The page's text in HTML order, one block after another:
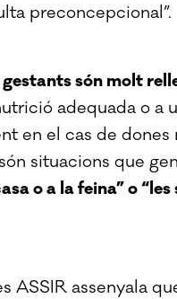
preconcepcional”.
són molt
adequada o
en el cas de
situacions que
o a la feina” o
ASSIR assenyala